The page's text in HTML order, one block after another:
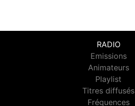
RADIO
Emissions
Animateurs
Playlist
Titres diffusés
Fréquences